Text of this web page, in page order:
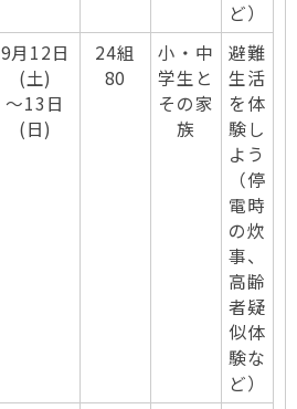
ど）
9月12日
(土)
～13日
(日)
24組
80
小・中
学生と
その家
族
避難
生活
を体
験し
よう
（停
電時
の炊
事、
高齢
者疑
似体
験な
ど）